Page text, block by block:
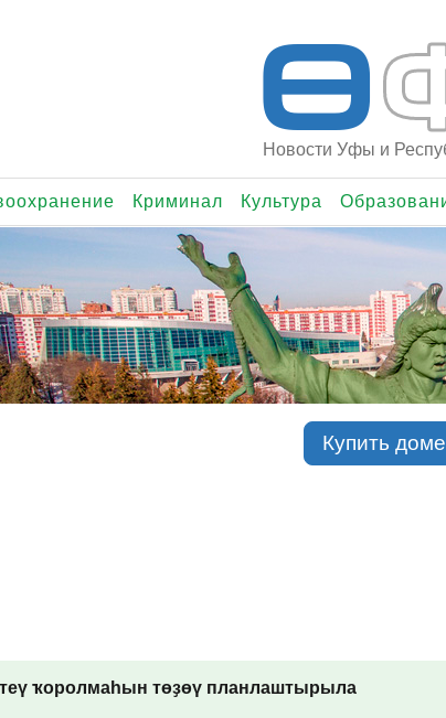
Ө
Новости Уфы и
Криминал Культура
Купить
ҡоролмаһын төҙөү планлаштырыла